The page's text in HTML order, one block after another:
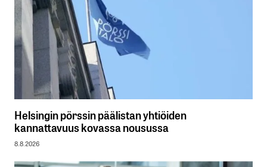
Helsingin pörssin päälistan yhtiöiden
kannattavuus kovassa nousussa
8.8.2026